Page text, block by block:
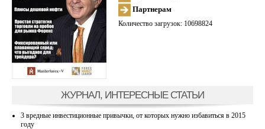
Партнерам
Количество загрузок: 10698824
ЖУРНАЛ, ИНТЕРЕСНЫЕ СТАТЬИ
3 вредные инвестиционные привычки, от которых нужно избавиться в 2015
году